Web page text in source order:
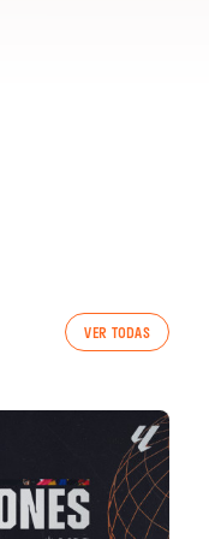
VER TODAS